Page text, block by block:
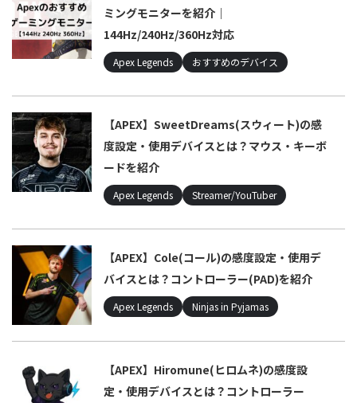
ミングモニターを紹介｜
144Hz/240Hz/360Hz対応
Apex Legends おすすめのデバイス
【APEX】SweetDreams(スウィート)の感
度設定・使用デバイスとは？マウス・キーボ
ードを紹介
Apex Legends Streamer/YouTuber
【APEX】Cole(コール)の感度設定・使用デ
バイスとは？コントローラー(PAD)を紹介
Apex Legends Ninjas in Pyjamas
【APEX】Hiromune(ヒロムネ)の感度設
定・使用デバイスとは？コントローラー